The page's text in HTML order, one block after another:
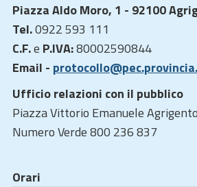
Piazza Aldo Moro, 1 - 92100
Tel.0922 593 111
C.F.e P.IVA:80002590844
Email -
Ufficio relazioni con il pubblico
Piazza Vittorio Emanuele Agrigento
Numero Verde 800 236 837
Orari